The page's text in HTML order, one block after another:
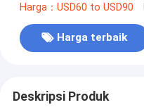
Harga：USD60 to USD90
Harga terbaik
Deskripsi Produk